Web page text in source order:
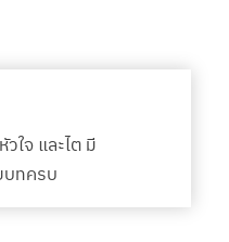
ใจ และไต มี
ทครบ